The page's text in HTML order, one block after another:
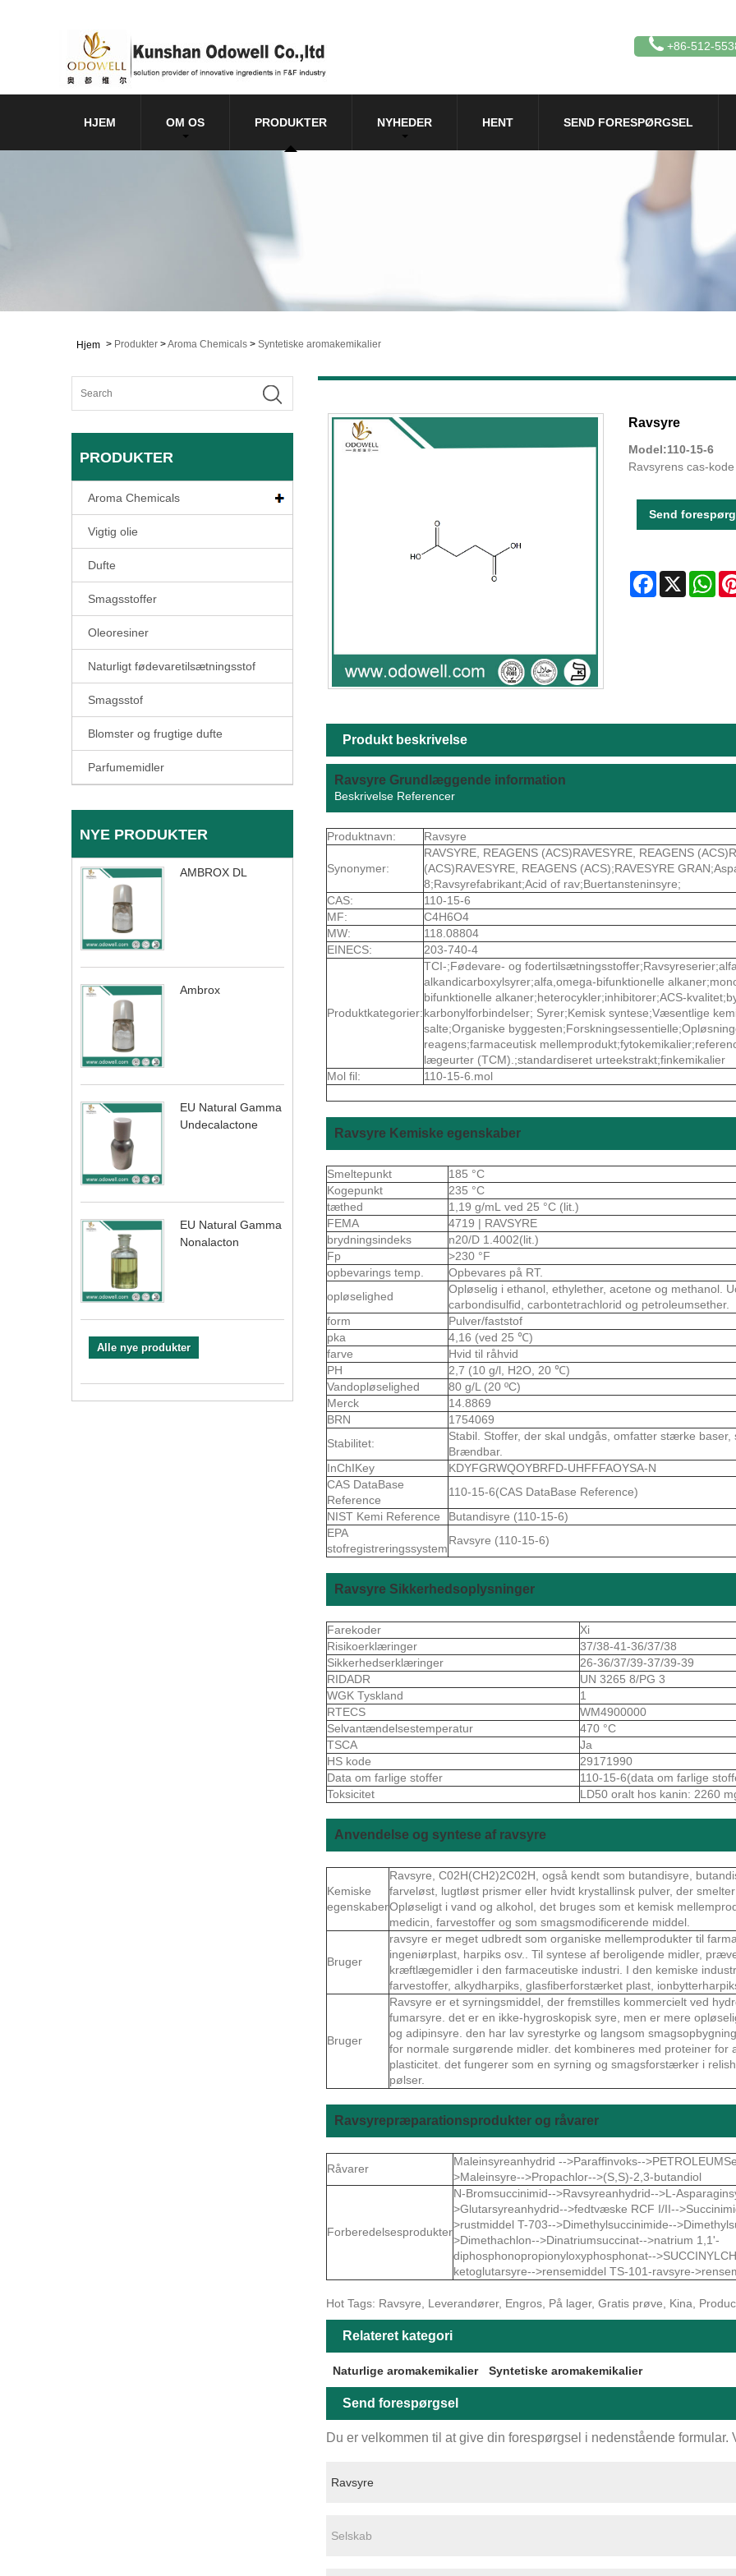
+86-512-
HJEM OM OS PRODUKTER NYHEDER HENT SEND FORESPØRGSEL
Hjem > Produkter >Aroma Chemicals > Syntetiske aromakemikalier
PRODUKTER
Aroma Chemicals
Vigtig olie
Dufte
Smagsstoffer
Oleoresiner
Naturligt fødevaretilsætningsstof
Smagsstof
Blomster og frugtige dufte
Parfumemidler
NYE PRODUKTER
AMBROX DL
Ambrox
EU Natural Gamma
Undecalactone
EU Natural Gamma
Nonalacton
Alle nye produkter
Ravsyre
Model:110-15-6
Ravsyrens cas-kode
Send
Facebook
X
Produkt beskrivelse
Ravsyre Grundlæggende information
Beskrivelse Referencer
Produktnavn: Ravsyre
Synonymer:
RAVSYRE, REAGENS (ACS)RAVESYRE, REAGENS
(ACS)RAVESYRE, REAGENS (ACS);RAVESYRE
8;Ravsyrefabrikant;Acid of rav;Buertansteninsyre;
CAS:
110-15-6
MF:
C4H6O4
MW:
118.08804
EINECS:
203-740-4
Produktkategorier:
TCI-;Fødevare- og
alkandicarboxylsyrer;alfa,omega-bifunktionelle
bifunktionelle alkaner;heterocykler;inhibitorer;ACS-
karbonylforbindelser; Syrer;Kemisk syntese;Væsentlige
salte;Organiske
reagens;farmaceutisk
lægeurter (TCM).;standardiseret urteekstrakt;finkemikalier
Mol fil:
110-15-6.mol
Ravsyre Kemiske egenskaber
Smeltepunkt
185 °C
Kogepunkt
235 °C
tæthed
1,19 g/mL ved 25 °C (lit.)
FEMA
4719 | RAVSYRE
brydningsindeks
n20/D 1.4002(lit.)
Fp
>230 °F
opbevarings temp.
Opbevares på RT.
opløselighed
Opløselig i ethanol, ethylether, acetone og methanol.
carbondisulfid, carbontetrachlorid og petroleumsether.
form
Pulver/faststof
pka
4,16 (ved 25 ℃)
farve
Hvid til råhvid
PH
2,7 (10 g/l, H2O, 20 ℃)
Vandopløselighed
80 g/L (20 ºC)
Merck
14.8869
BRN
1754069
Stabilitet:
Stabil. Stoffer, der skal undgås, omfatter stærke baser,
Brændbar.
InChIKey
KDYFGRWQOYBRFD-UHFFFAOYSA-N
CAS DataBase
Reference
110-15-6(CAS DataBase Reference)
NIST Kemi Reference
Butandisyre (110-15-6)
EPA
stofregistreringssystem
Ravsyre (110-15-6)
Ravsyre Sikkerhedsoplysninger
Farekoder
Xi
Risikoerklæringer
37/38-41-36/37/38
Sikkerhedserklæringer
26-36/37/39-37/39-39
RIDADR
UN 3265 8/PG 3
WGK Tyskland
1
RTECS
WM4900000
Selvantændelsestemperatur
470 °C
TSCA
Ja
HS kode
29171990
Data om farlige stoffer
110-15-6(data om farlige
Toksicitet
LD50 oralt hos kanin: 2260
Anvendelse og syntese af ravsyre
Kemiske
egenskaber
Ravsyre, C02H(CH2)2C02H, også kendt som butandisyre,
farveløst, lugtløst prismer eller hvidt krystallinsk pulver, der smelter
Opløseligt i vand og alkohol, det bruges som et kemisk
medicin, farvestoffer og som smagsmodificerende middel.
Bruger
ravsyre er meget udbredt som organiske mellemprodukter til
ingeniørplast, harpiks osv.. Til syntese af beroligende midler,
kræftlægemidler i den farmaceutiske industri. I den kemiske
farvestoffer, alkydharpiks, glasfiberforstærket plast,
Bruger
Ravsyre er et syrningsmiddel, der fremstilles kommercielt ved
fumarsyre. det er en ikke-hygroskopisk syre, men er mere
og adipinsyre. den har lav syrestyrke og langsom
for normale surgørende midler. det kombineres med proteiner for
plasticitet. det fungerer som en syrning og smagsforstærker i
pølser.
Ravsyrepræparationsprodukter og råvarer
Råvarer
Maleinsyreanhydrid -->Paraffinvoks--
>Maleinsyre-->Propachlor-->(S,S)-2,3-butandiol
Forberedelsesprodukter
N-Bromsuccinimid-->Ravsyreanhydrid-->L-
>Glutarsyreanhydrid-->fedtvæske RCF I/II--
>rustmiddel T-703-->Dimethylsuccinimide--
>Dimethachlon-->Dinatriumsuccinat-->natrium 1,1'-
diphosphonopropionyloxyphosphonat--
ketoglutarsyre-->rensemiddel TS-101-ravsyre-
Hot Tags: Ravsyre, Leverandører, Engros, På lager, Gratis prøve, Kina,
Relateret kategori
Naturlige aromakemikalier Syntetiske aromakemikalier
Send forespørgsel
Du er velkommen til at give din forespørgsel i nedenstående formular.